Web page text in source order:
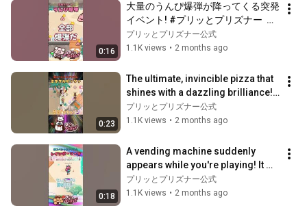
0:16
大量のうんぴ爆弾が降ってくる突発
イベント! #プリッとプリズナー
#prittoprisoner  #普力多普力茲納
#shorts  #ミラクルピッツァ #突発
プリッとプリズナー公式
1.1K views • 2 months ago
0:23
The ultimate, invincible pizza that
shines with a dazzling brilliance!
#PrittoPrisoner #prittopri...
プリッとプリズナー公式
1.1K views • 2 months ago
0:18
A vending machine suddenly
appears while you're playing! It
sells rainbow-colored
carbonated drin...
プリッとプリズナー公式
1.1K views • 2 months ago